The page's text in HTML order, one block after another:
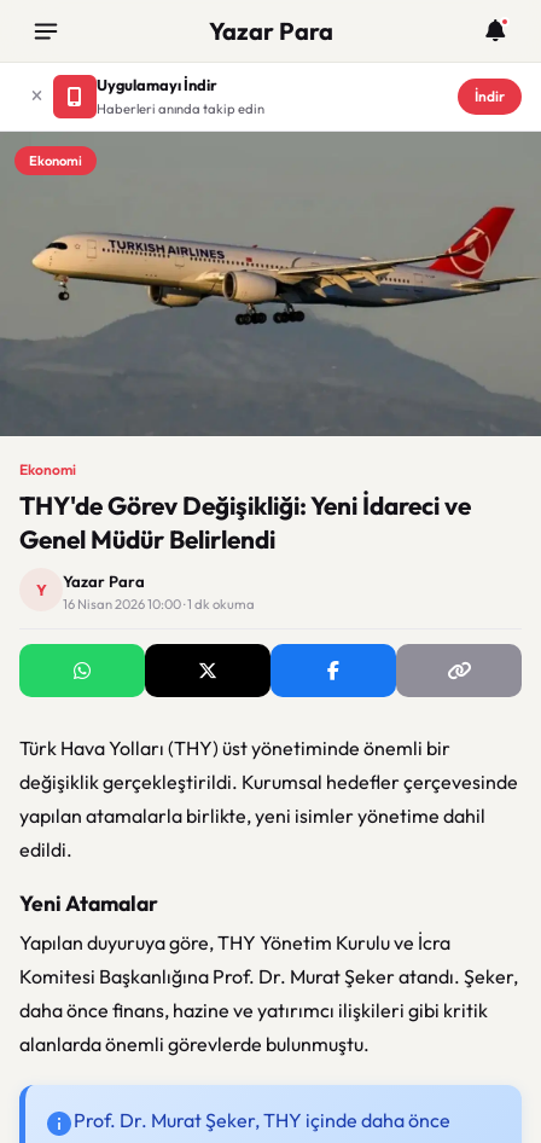
Yazar Para
Uygulamayı İndir
Haberleri anında takip edin
İndir
Ekonomi
Ekonomi
THY'de Görev Değişikliği: Yeni İdareci ve
Genel Müdür Belirlendi
Y Yazar Para
16 Nisan 2026 10:00 · 1 dk okuma
Türk Hava Yolları (THY) üst yönetiminde önemli bir
değişiklik gerçekleştirildi. Kurumsal hedefler çerçevesinde
yapılan atamalarla birlikte, yeni isimler yönetime dahil
edildi.
Yeni Atamalar
Yapılan duyuruya göre, THY Yönetim Kurulu ve İcra
Komitesi Başkanlığına Prof. Dr. Murat Şeker atandı. Şeker,
daha önce finans, hazine ve yatırımcı ilişkileri gibi kritik
alanlarda önemli görevlerde bulunmuştu.
Prof. Dr. Murat Şeker, THY içinde daha önce